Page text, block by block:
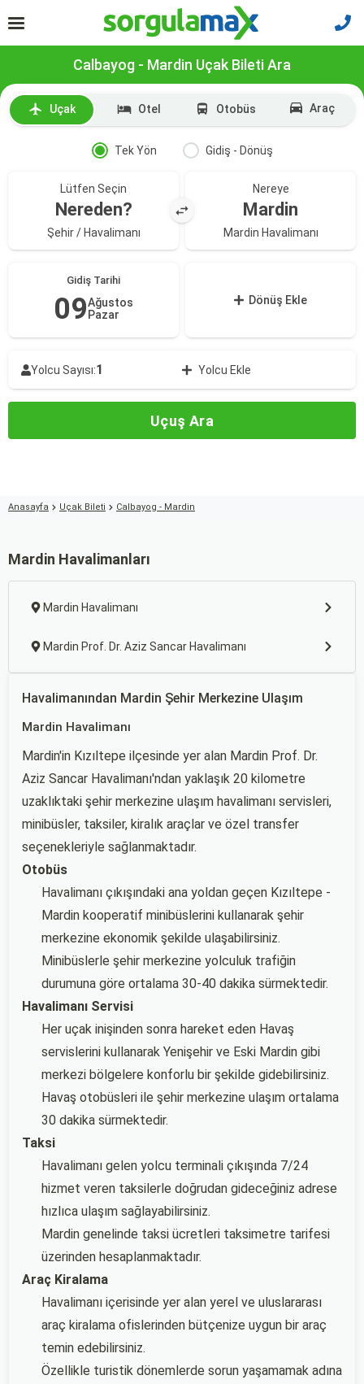
Calbayog - Mardin Uçak Bileti Ara
Uçak Otel Otobüs Araç
Tek Yön Gidiş - Dönüş
Lütfen Seçin
Nereden?
Şehir / Havalimanı
Nereye
Mardin
Mardin Havalimanı
Gidiş Tarihi
09Ağustos
Pazar
Dönüş Ekle
Yolcu Sayısı:1 Yolcu Ekle
Uçuş Ara
Anasayfa Uçak Bileti Calbayog - Mardin
Mardin Havalimanları
Mardin Havalimanı
Mardin Prof. Dr. Aziz Sancar Havalimanı
Havalimanından Mardin Şehir Merkezine Ulaşım
Mardin Havalimanı
Mardin'in Kızıltepe ilçesinde yer alan Mardin Prof. Dr.
Aziz Sancar Havalimanı'ndan yaklaşık 20 kilometre
uzaklıktaki şehir merkezine ulaşım havalimanı servisleri,
minibüsler, taksiler, kiralık araçlar ve özel transfer
seçenekleriyle sağlanmaktadır.
Otobüs
Havalimanı çıkışındaki ana yoldan geçen Kızıltepe -
Mardin kooperatif minibüslerini kullanarak şehir
merkezine ekonomik şekilde ulaşabilirsiniz.
Minibüslerle şehir merkezine yolculuk trafiğin
durumuna göre ortalama 30-40 dakika sürmektedir.
Havalimanı Servisi
Her uçak inişinden sonra hareket eden Havaş
servislerini kullanarak Yenişehir ve Eski Mardin gibi
merkezi bölgelere konforlu bir şekilde gidebilirsiniz.
Havaş otobüsleri ile şehir merkezine ulaşım ortalama
30 dakika sürmektedir.
Taksi
Havalimanı gelen yolcu terminali çıkışında 7/24
hizmet veren taksilerle doğrudan gideceğiniz adrese
hızlıca ulaşım sağlayabilirsiniz.
Mardin genelinde taksi ücretleri taksimetre tarifesi
üzerinden hesaplanmaktadır.
Araç Kiralama
Havalimanı içerisinde yer alan yerel ve uluslararası
araç kiralama ofislerinden bütçenize uygun bir araç
temin edebilirsiniz.
Özellikle turistik dönemlerde sorun yaşamamak adına